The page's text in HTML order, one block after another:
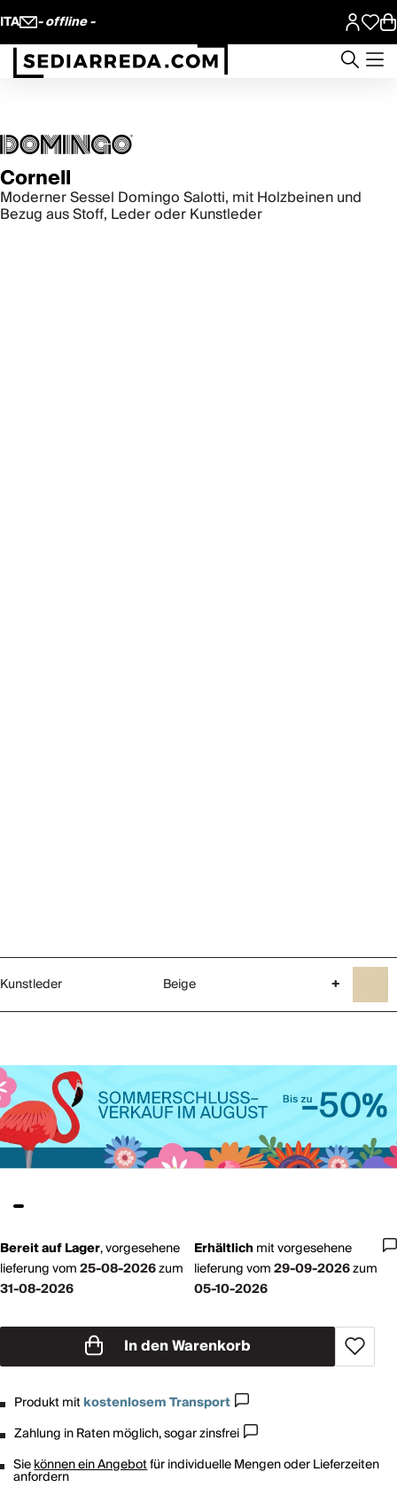
ITA - offline -
Cornell
Moderner Sessel Domingo Salotti, mit Holzbeinen und
Bezug aus Stoff, Leder oder Kunstleder
Kunstleder Beige +
Bereit auf Lager,vorgesehene
lieferung vom25-08-2026zum
31-08-2026
Erhältlich mitvorgesehene
lieferung vom29-09-2026zum
05-10-2026
In den Warenkorb
Produkt mitkostenlosem Transport
Zahlung in Raten möglich, sogar zinsfrei
Siekönnen ein Angebotfür individuelle Mengen oder Lieferzeiten
anfordern